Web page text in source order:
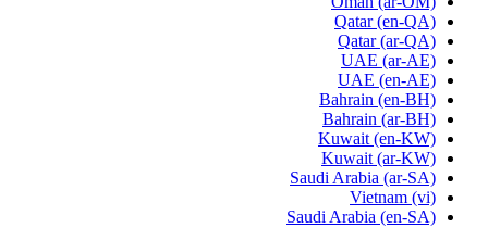
Qatar (en-QA)
Qatar (ar-QA)
UAE (ar-AE)
UAE (en-AE)
Bahrain (en-BH)
Bahrain (ar-BH)
Kuwait (en-KW)
Kuwait (ar-KW)
Saudi Arabia (ar-SA)
Vietnam (vi)
Saudi Arabia (en-SA)